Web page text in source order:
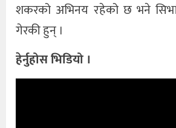
शकरको अभिनय रहेको छ भने
गेरकी हुन् ।
हेर्नुहोस भिडियो ।